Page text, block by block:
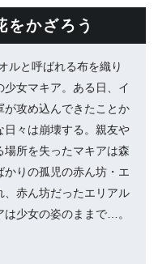
をかざろう
ルと呼ばれる布を織り
女マキア。ある日、イ
が攻め込んできたことか
日々は崩壊する。親友や
所を失ったマキアは森
りの孤児の赤ん坊・エ
、赤ん坊だったエリアル
少女の姿のままで…。